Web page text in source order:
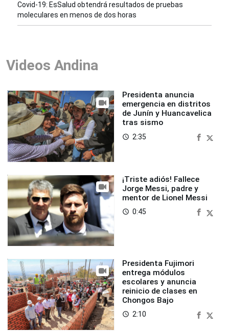
Covid-19: EsSalud obtendrá resultados de pruebas
moleculares en menos de dos horas
Videos Andina
Presidenta anuncia
emergencia en distritos
de Junín y Huancavelica
tras sismo
access_time 2:35
¡Triste adiós! Fallece
Jorge Messi, padre y
mentor de Lionel Messi
access_time 0:45
Presidenta Fujimori
entrega módulos
escolares y anuncia
reinicio de clases en
Chongos Bajo
access_time 2:10